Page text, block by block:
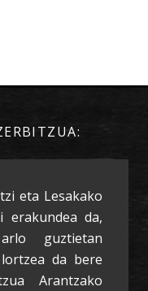
eta Lesakako
erakundea da,
guztietan
da bere
Arantzako